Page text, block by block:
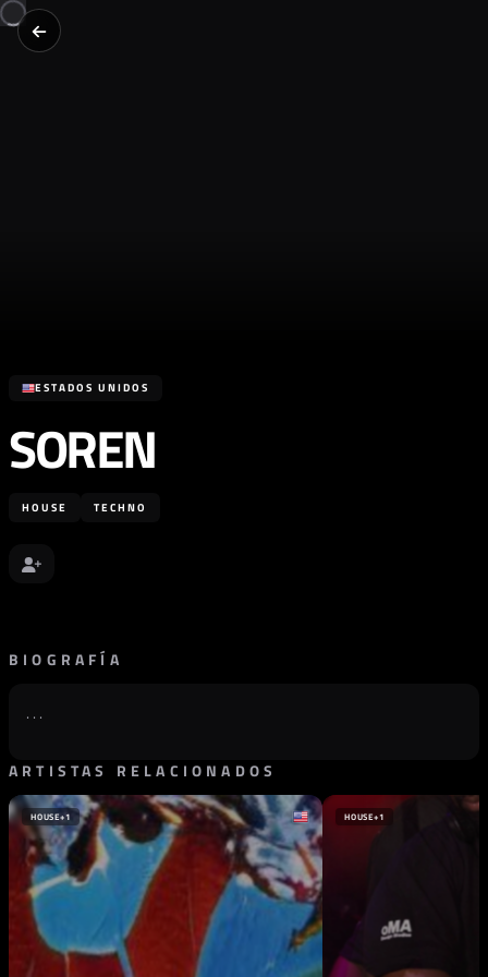
ESTADOS UNIDOS
SOREN
HOUSE TECHNO
BIOGRAFÍA
. . .
ARTISTAS RELACIONADOS
HOUSE+1 HOUSE+1